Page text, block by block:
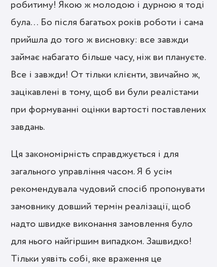
робитиму! Якою ж молодою і дурною я тоді
була… Бо після багатьох років роботи і сама
прийшла до того ж висновку: все завжди
займає набагато більше часу, ніж ви плануєте.
Все і завжди! От тільки клієнти, звичайно ж,
зацікавлені в тому, щоб ви були реалістами
при формуванні оцінки вартості поставлених
завдань.
Ця закономірність справджується і для
загального управління часом. Я б усім
рекомендувала чудовий спосіб пропонувати
замовнику довший термін реалізації, щоб
надто швидке виконання замовлення було
для нього найгіршим випадком. Зашвидко!
Тільки уявіть собі, яке враження це